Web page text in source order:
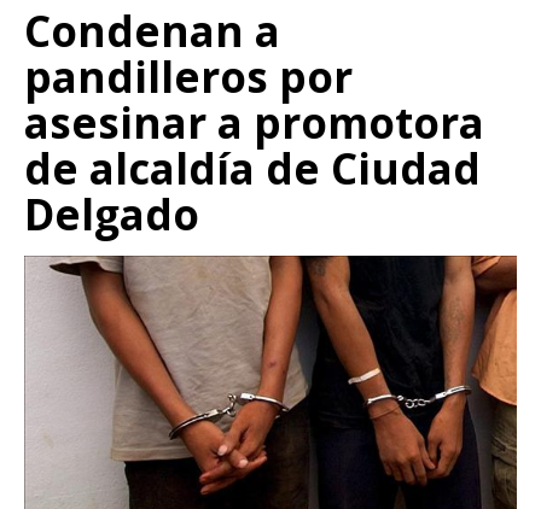
Condenan a
pandilleros por
asesinar a promotora
de alcaldía de Ciudad
Delgado